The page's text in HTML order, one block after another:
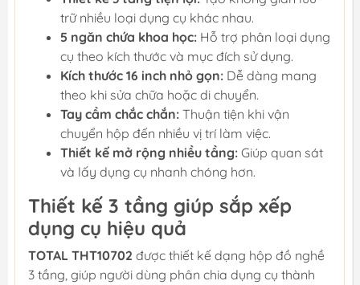
trữ nhiều loại dụng cụ khác nhau.
5 ngăn chứa khoa học: Hỗ trợ phân loại dụng
cụ theo kích thước và mục đích sử dụng.
Kích thước 16 inch nhỏ gọn: Dễ dàng mang
theo khi sửa chữa hoặc di chuyển.
Tay cầm chắc chắn: Thuận tiện khi vận
chuyển hộp đến nhiều vị trí làm việc.
Thiết kế mở rộng nhiều tầng: Giúp quan sát
và lấy dụng cụ nhanh chóng hơn.
Thiết kế 3 tầng giúp sắp xếp
dụng cụ hiệu quả
TOTAL THT10702 được thiết kế dạng hộp đồ nghề
3 tầng, giúp người dùng phân chia dụng cụ thành